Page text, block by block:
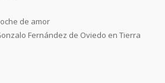
de amor
Fernández de Oviedo en Tierra